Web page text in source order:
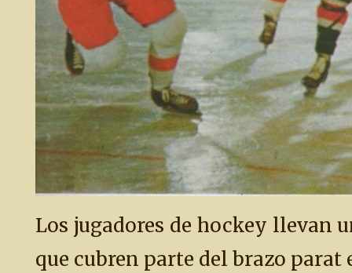
Los jugadores de hockey llevan
que cubren parte del brazo parat